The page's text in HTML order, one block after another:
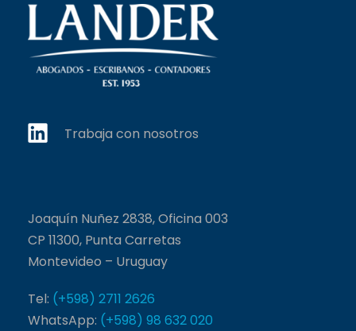
Trabaja con nosotros
Joaquín Nuñez 2838, Oficina 003
CP 11300, Punta Carretas
Montevideo – Uruguay
Tel: (+598) 2711 2626
WhatsApp: (+598) 98 632 020